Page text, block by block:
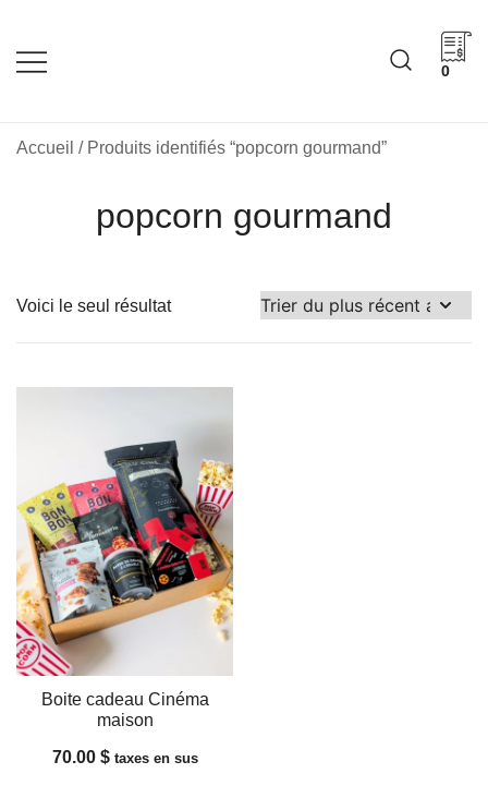
content
0
Accueil / Produits identifiés “popcorn gourmand”
popcorn gourmand
Voici le seul résultat
Boite cadeau Cinéma
maison
70.00 $ taxes en sus